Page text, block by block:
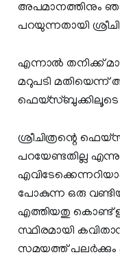
അപമാനത്തിനും
പറയുന്നതായി
എന്നാല്‍ തനിക്ക്
മറുപടി മതിയെന്ന്
ഫെയ്‌സ്ബുക്കിലൂടെ
ശ്രീചിത്രന്റെ
പറയേണ്ടതില്ല
പോകുന്ന ഒരു
എത്തിയതു കൊണ്ട്
സ്ഥിരമായി
സമയത്ത്